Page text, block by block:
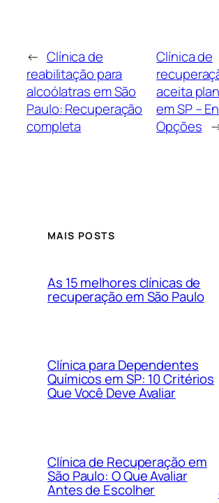
← Clínica de
reabilitação para
alcoólatras em São
Paulo: Recuperação
completa
Clínica de
aceita
em SP –
Opções
MAIS POSTS
As 15 melhores clínicas de
recuperação em São Paulo
Clínica para Dependentes
Químicos em SP: 10 Critérios
Que Você Deve Avaliar
Clínica de Recuperação em
São Paulo: O Que Avaliar
Antes de Escolher